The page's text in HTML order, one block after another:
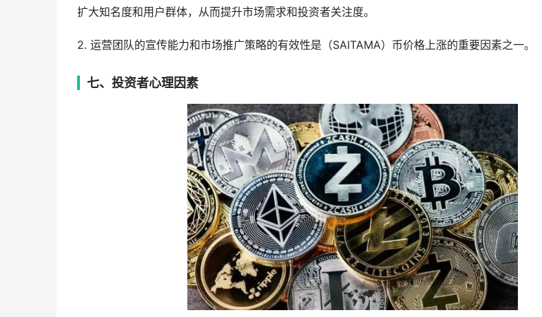
扩大知名度和用户群体，从而提升市场需求和投资者关注度。
2. 运营团队的宣传能力和市场推广策略的有效性是（SAITAMA）币价格上涨的重要因素之一。
七、投资者心理因素